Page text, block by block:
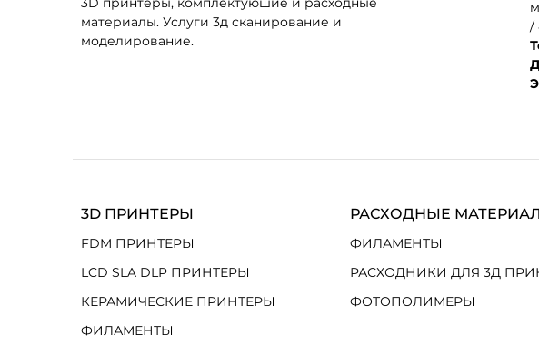
материалы. Услуги 3д сканирование и
моделирование.
/
3D ПРИНТЕРЫ
FDM ПРИНТЕРЫ
LCD SLA DLP ПРИНТЕРЫ
КЕРАМИЧЕСКИЕ ПРИНТЕРЫ
ФИЛАМЕНТЫ
РАСХОДНЫЕ
ФИЛАМЕНТЫ
РАСХОДНИКИ ДЛЯ 3Д
ФОТОПОЛИМЕРЫ